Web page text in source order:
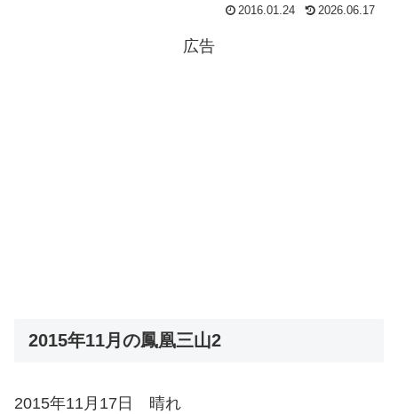
2016.01.24 2026.06.17
広告
2015年11月の鳳凰三山2
2015年11月17日 晴れ